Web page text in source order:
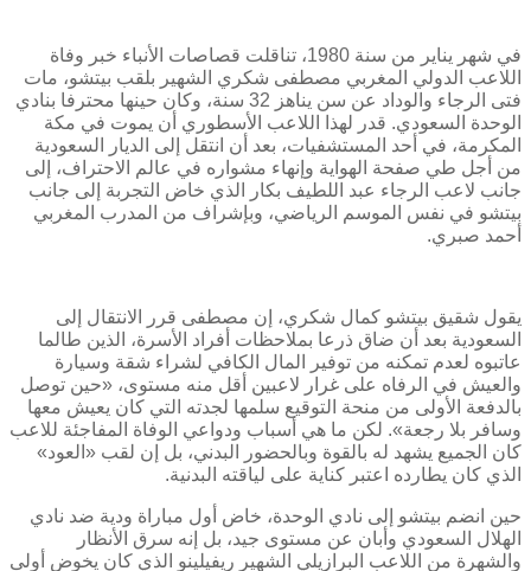
في شهر يناير من سنة 1980، تناقلت قصاصات الأنباء خبر وفاة
اللاعب الدولي المغربي مصطفى شكري الشهير بلقب بيتشو، مات
فتى الرجاء والوداد عن سن يناهز 32 سنة، وكان حينها محترفا بنادي
الوحدة السعودي. قدر لهذا اللاعب الأسطوري أن يموت في مكة
المكرمة، في أحد المستشفيات، بعد أن انتقل إلى الديار السعودية
من أجل طي صفحة الهواية وإنهاء مشواره في عالم الاحتراف، إلى
جانب لاعب الرجاء عبد اللطيف بكار الذي خاض التجربة إلى جانب
بيتشو في نفس الموسم الرياضي، وبإشراف من المدرب المغربي
أحمد صبري.
يقول شقيق بيتشو كمال شكري، إن مصطفى قرر الانتقال إلى
السعودية بعد أن ضاق ذرعا بملاحظات أفراد الأسرة، الذين طالما
عاتبوه لعدم تمكنه من توفير المال الكافي لشراء شقة وسيارة
والعيش في الرفاه على غرار لاعبين أقل منه مستوى، «حين توصل
بالدفعة الأولى من منحة التوقيع سلمها لجدته التي كان يعيش معها
وسافر بلا رجعة». لكن ما هي أسباب ودواعي الوفاة المفاجئة للاعب
كان الجميع يشهد له بالقوة وبالحضور البدني، بل إن لقب «العود»
الذي كان يطارده اعتبر كناية على لياقته البدنية.
حين انضم بيتشو إلى نادي الوحدة، خاض أول مباراة ودية ضد نادي
الهلال السعودي وأبان عن مستوى جيد، بل إنه سرق الأنظار
والشهرة من اللاعب البرازيلي الشهير ريفيلينو الذي كان يخوض أولى